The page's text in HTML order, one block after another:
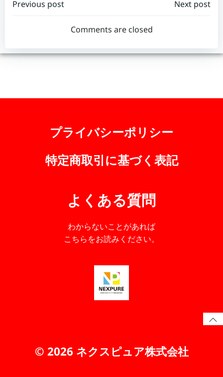
Post
navigation
Previous post
navigation
Next post
Comments are closed
プライバシーポリシー
特定商取引に基づく表記
よくある質問
わからないことがあれば
こちらをお読みください。
© 2026 ネクスピュア株式会社